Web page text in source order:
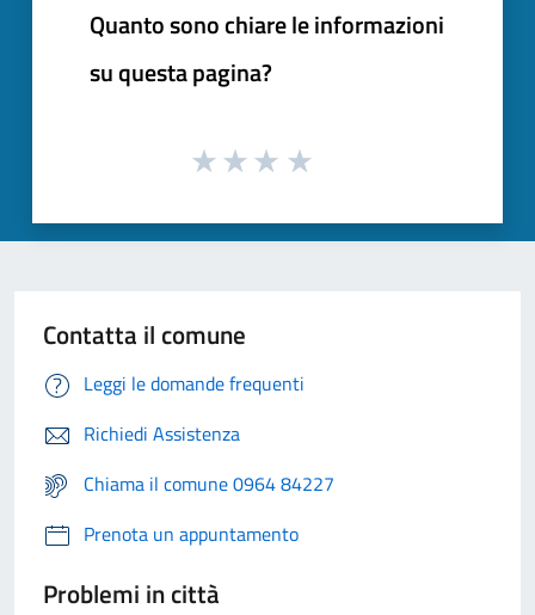
Quanto sono chiare le informazioni
su questa pagina?
Contatta il comune
Leggi le domande frequenti
Richiedi Assistenza
Chiama il comune 0964 84227
Prenota un appuntamento
Problemi in città